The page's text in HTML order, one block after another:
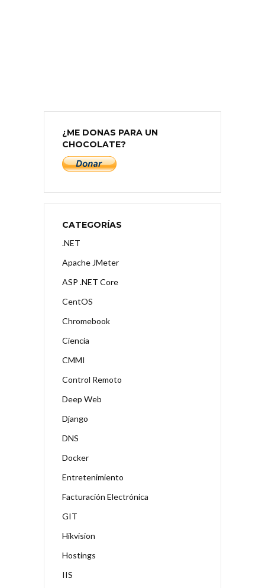
¿ME DONAS PARA UN
CHOCOLATE?
CATEGORÍAS
.NET
Apache JMeter
ASP .NET Core
CentOS
Chromebook
Ciencia
CMMI
Control Remoto
Deep Web
Django
DNS
Docker
Entretenimiento
Facturación Electrónica
GIT
Hikvision
Hostings
IIS